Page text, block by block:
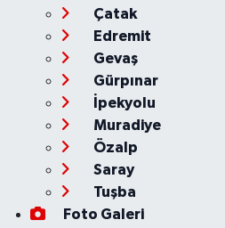
Çatak
Edremit
Gevaş
Gürpınar
İpekyolu
Muradiye
Özalp
Saray
Tuşba
Foto Galeri